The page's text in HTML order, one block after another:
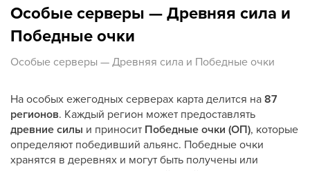
Особые серверы — Древняя сила и
Победные очки
Особые серверы — Древняя сила и Победные очки
На особых ежегодных серверах карта делится на87
регионов. Каждый регион может предоставлять
древние силы и приносит Победные очки (ОП), которые
определяют победивший альянс. Победные очки
хранятся в деревнях и могут быть получены или